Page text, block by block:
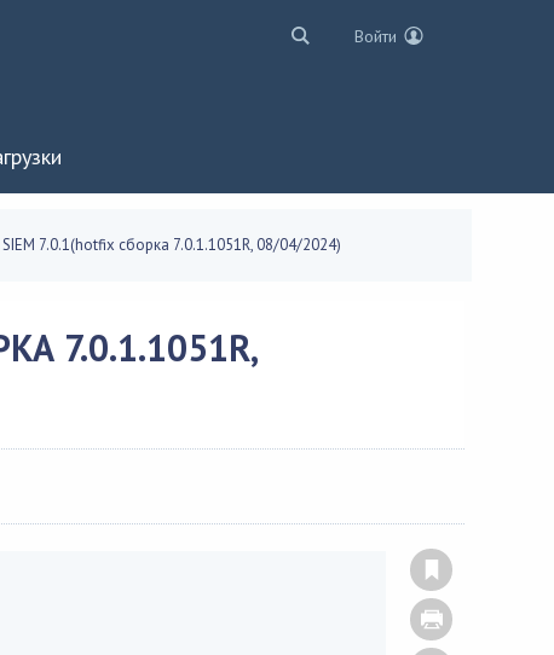
Войти
7.0.1(hotfix сборка 7.0.1.1051R, 08/04/2024)
7.0.1.1051R,